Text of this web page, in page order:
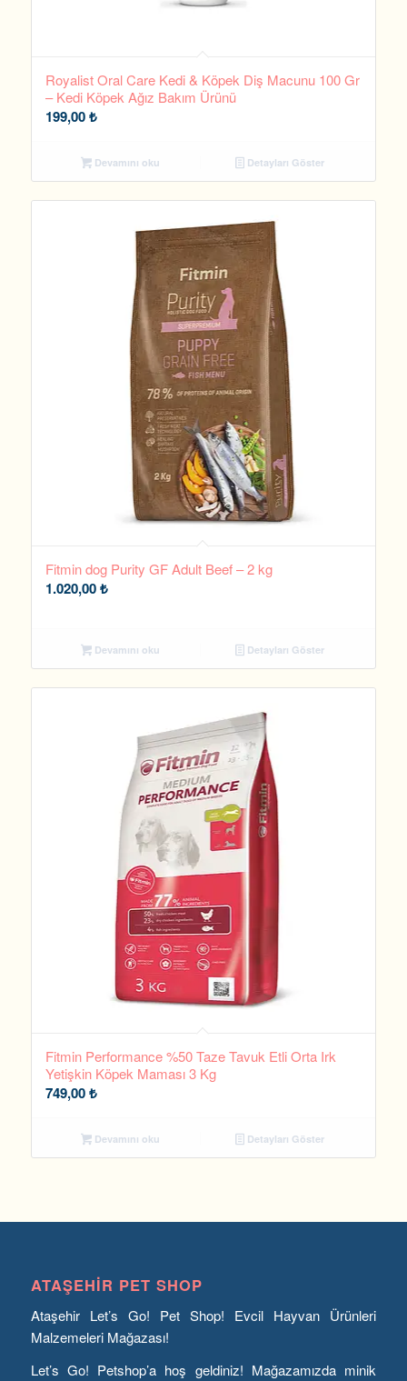
Royalist Oral Care Kedi & Köpek Diş Macunu 100 Gr
– Kedi Köpek Ağız Bakım Ürünü
199,00₺
Devamını oku Detayları Göster
Fitmin dog Purity GF Adult Beef – 2 kg
1.020,00₺
Devamını oku Detayları Göster
Fitmin Performance %50 Taze Tavuk Etli Orta Irk
Yetişkin Köpek Maması 3 Kg
749,00₺
Devamını oku Detayları Göster
ATAŞEHIR PET SHOP
Ataşehir Let’s Go! Pet Shop! Evcil Hayvan Ürünleri
Malzemeleri Mağazası!
Let’s Go! Petshop’a hoş geldiniz! Mağazamızda minik